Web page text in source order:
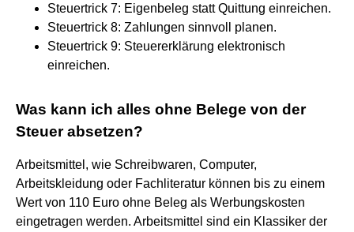
Steuertrick 7: Eigenbeleg statt Quittung einreichen.
Steuertrick 8: Zahlungen sinnvoll planen.
Steuertrick 9: Steuererklärung elektronisch
einreichen.
Was kann ich alles ohne Belege von der
Steuer absetzen?
Arbeitsmittel, wie Schreibwaren, Computer,
Arbeitskleidung oder Fachliteratur können bis zu einem
Wert von 110 Euro ohne Beleg als Werbungskosten
eingetragen werden. Arbeitsmittel sind ein Klassiker der